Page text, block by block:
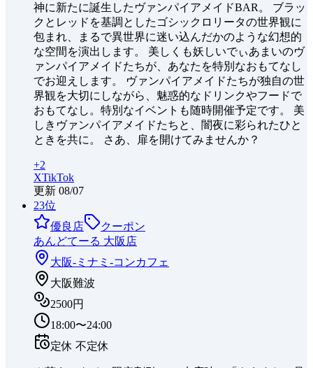
神に新たに誕生したヴァンパイアメイドBAR。 ブラッ
クとレッドを基調としたゴシックロリータの世界観に
包まれ、まるで異世界に迷い込んだかのような幻想的
な空間を演出します。 美しくも妖しいでぃあまいのヴ
ァンパイアメイドたちが、あなたを特別なおもてなし
でお迎えします。 ヴァンパイアメイドたちが独自の世
界観を大切にしながら、魅惑的なドリンクやフードで
おもてなし。特別なイベントも随時開催予定です。 美
しきヴァンパイアメイドたちと、闇夜に彩られたひと
ときを共に。 さあ、扉を開けてみませんか？
+2
XTikTok
更新 08/07
23位
優良店
クーポン
あんどてーる 大阪店
大阪-ミナミ-コンカフェ
大阪難波
2500円
18:00〜24:00
定休 不定休